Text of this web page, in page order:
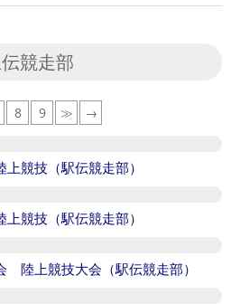
競走部
8 9 ≫ →
競技（駅伝競走部）
競技（駅伝競走部）
陸上競技大会（駅伝競走部）